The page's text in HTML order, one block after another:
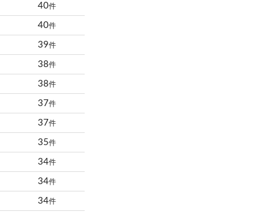
40件
40件
39件
38件
38件
37件
37件
35件
34件
34件
34件